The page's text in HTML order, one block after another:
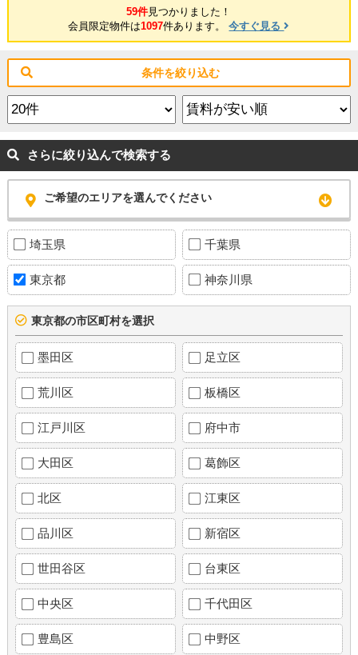
59件見つかりました！
会員限定物件は1097件あります。今すぐ見る
条件を絞り込む
さらに絞り込んで検索する
ご希望のエリアを選んでください
埼玉県 千葉県
東京都 神奈川県
東京都の市区町村を選択
墨田区 足立区
荒川区 板橋区
江戸川区 府中市
大田区 葛飾区
北区 江東区
品川区 新宿区
世田谷区 台東区
中央区 千代田区
豊島区 中野区